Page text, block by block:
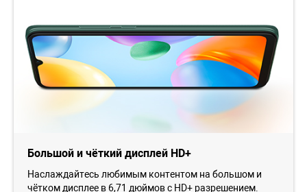
Большой и чёткий дисплей HD+
Наслаждайтесь любимым контентом на большом и
чётком дисплее в 6,71 дюймов с HD+ разрешением.